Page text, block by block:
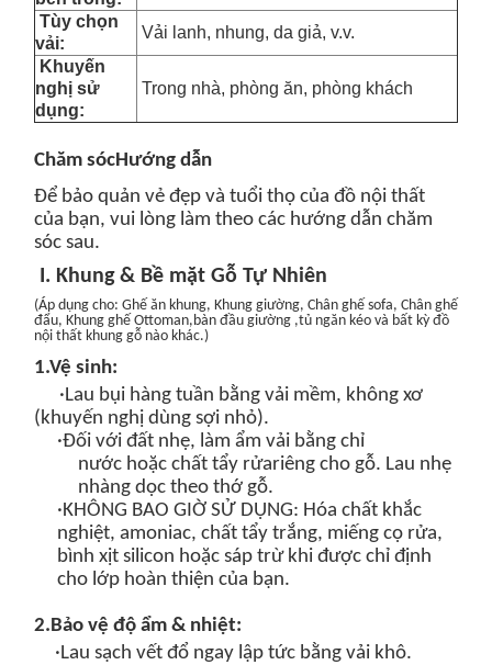
Tùy chọn
vải:
Vải lanh, nhung, da giả, v.v.
Khuyến
nghị sử
dụng:
Trong nhà, phòng ăn, phòng khách
Chăm sócHướng dẫn
Để bảo quản vẻ đẹp và tuổi thọ của đồ nội thất
của bạn, vui lòng làm theo các hướng dẫn chăm
sóc sau.
I. Khung & Bề mặt Gỗ Tự Nhiên
(Áp dụng cho: Ghế ăn khung, Khung giường, Chân ghế sofa, Chân ghế
đẩu, Khung ghế Ottoman,bàn đầu giường ,tủ ngăn kéo và bất kỳ đồ
nội thất khung gỗ nào khác.)
1.Vệ sinh:
·Lau bụi hàng tuần bằng vải mềm, không xơ
(khuyến nghị dùng sợi nhỏ).
·Đối với đất nhẹ, làm ẩm vải bằngchỉ
nướchoặc chất tẩy rửariêng cho gỗ. Lau nhẹ
nhàng dọc theo thớ gỗ.
·KHÔNG BAO GIỜ SỬ DỤNG: Hóa chất khắc
nghiệt, amoniac, chất tẩy trắng, miếng cọ rửa,
bình xịt silicon hoặc sáp trừ khi được chỉ định
cho lớp hoàn thiện của bạn.
2.Bảo vệ độ ẩm & nhiệt:
·Lau sạch vết đổ ngay lập tứcbằng vải khô.